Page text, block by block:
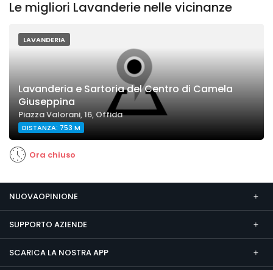
Le migliori Lavanderie nelle vicinanze
LAVANDERIA
Lavanderia e Sartoria del Centro di Camela
Giuseppina
Piazza Valorani, 16, Offida
DISTANZA: 753 M
Ora chiuso
NUOVAOPINIONE
SUPPORTO AZIENDE
SCARICA LA NOSTRA APP